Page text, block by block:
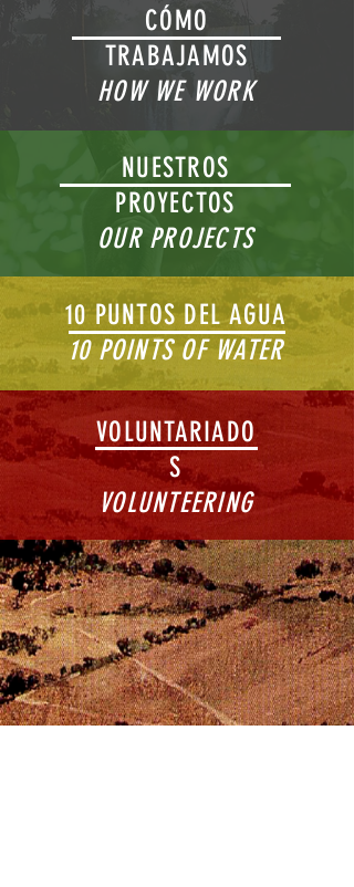
CÓMO
TRABAJAMOS
HOW WE WORK
NUESTROS
PROYECTOS
OUR PROJECTS
10 PUNTOS DEL AGUA
10 POINTS OF WATER
VOLUNTARIADO
S
VOLUNTEERING